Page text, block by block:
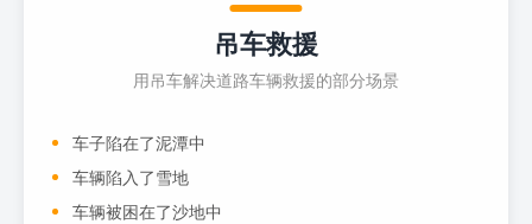
吊车救援
用吊车解决道路车辆救援的部分场景
车子陷在了泥潭中
车辆陷入了雪地
车辆被困在了沙地中